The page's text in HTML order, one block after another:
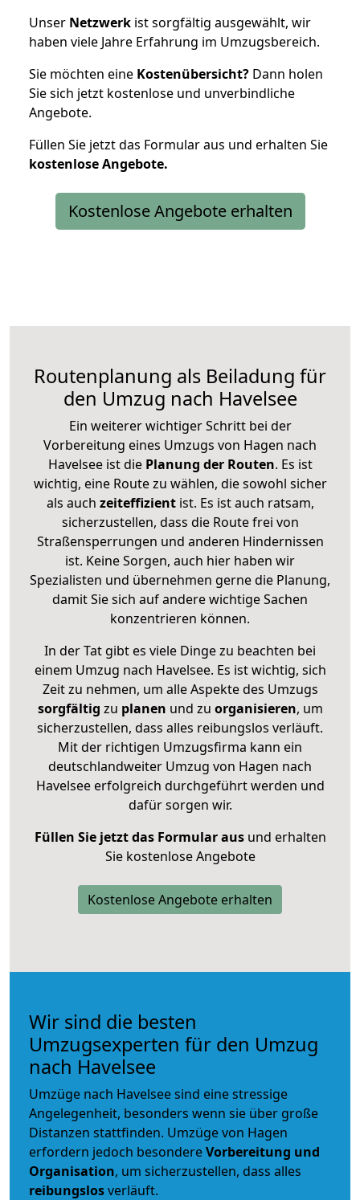
Unser Netzwerk ist sorgfältig ausgewählt, wir
haben viele Jahre Erfahrung im Umzugsbereich.
Sie möchten eine Kostenübersicht? Dann holen
Sie sich jetzt kostenlose und unverbindliche
Angebote.
Füllen Sie jetzt das Formular aus und erhalten Sie
kostenloseAngebote.
Kostenlose Angebote erhalten
Routenplanung als Beiladung für
den Umzug nach Havelsee
Ein weiterer wichtiger Schritt bei der
Vorbereitung eines Umzugs von Hagen nach
Havelsee ist diePlanung der Routen. Es ist
wichtig, eine Route zu wählen, die sowohl sicher
als auch zeiteffizientist. Es ist auch ratsam,
sicherzustellen, dass die Route frei von
Straßensperrungen und anderen Hindernissen
ist. Keine Sorgen, auch hier haben wir
Spezialisten und übernehmen gerne die Planung,
damit Sie sich auf andere wichtige Sachen
konzentrieren können.
In der Tat gibt es viele Dinge zu beachten bei
einem Umzug nach Havelsee. Es ist wichtig, sich
Zeit zu nehmen, um alle Aspekte des Umzugs
sorgfältig zu planen und zu organisieren, um
sicherzustellen, dass alles reibungslos verläuft.
Mit der richtigen Umzugsfirma kann ein
deutschlandweiter Umzug von Hagen nach
Havelsee erfolgreich durchgeführt werden und
dafür sorgen wir.
Füllen Sie jetzt das Formular ausund erhalten
Sie kostenlose Angebote
Kostenlose Angebote erhalten
Wir sind die besten
Umzugsexperten für den Umzug
nach Havelsee
Umzüge nach Havelsee sind eine stressige
Angelegenheit, besonders wenn sie über große
Distanzen stattfinden. Umzüge von Hagen
erfordern jedoch besondereVorbereitung und
Organisation, um sicherzustellen, dass alles
reibungslosverläuft.